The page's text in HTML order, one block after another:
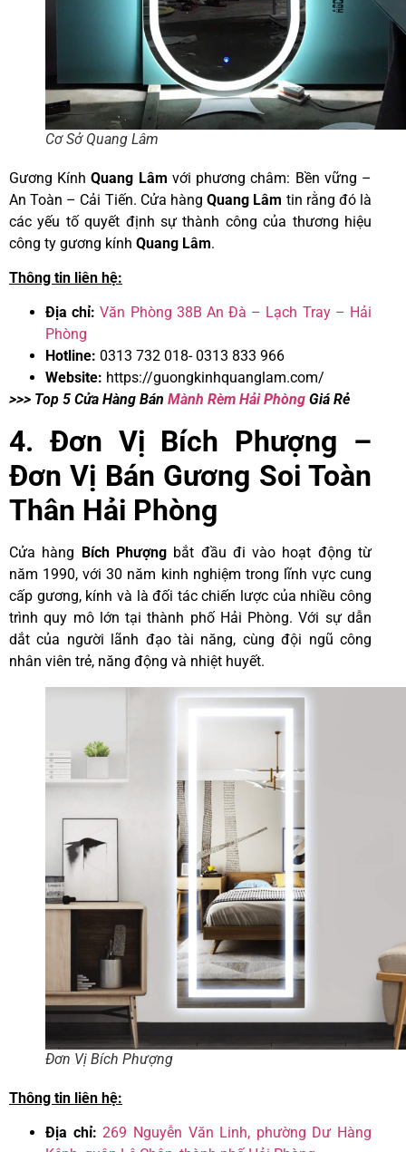
Cơ Sở Quang Lâm
Gương KínhQuang Lâm với phương châm: Bền vững –
An Toàn – Cải Tiến. Cửa hàngQuang Lâm tin rằng đó là
các yếu tố quyết định sự thành công của thương hiệu
công ty gương kính Quang Lâm.
Thông tin liên hệ:
Địa chỉ: Văn Phòng 38B An Đà – Lạch Tray – Hải
Phòng
Hotline: 0313 732 018- 0313 833 966
Website: https://guongkinhquanglam.com/
>>> Top 5 Cửa Hàng Bán Mành Rèm Hải Phòng Giá Rẻ
4. Đơn Vị Bích Phượng –
Đơn Vị Bán Gương Soi Toàn
Thân Hải Phòng
Cửa hàng BíchPhượngbắt đầu đi vào hoạt động từ
năm 1990, với 3️0 năm kinh nghiệm trong lĩnh vực cung
cấp gương, kính và là đối tác chiến lược của nhiều công
trình quy mô lớn tại thành phố Hải Phòng. Với sự dẫn
dắt của người lãnh đạo tài năng, cùng đội ngũ công
nhân viên trẻ, năng động và nhiệt huyết.
Đơn Vị Bích Phượng
Thông tin liên hệ:
Địa chỉ: 269 Nguyễn Văn Linh, phường Dư Hàng